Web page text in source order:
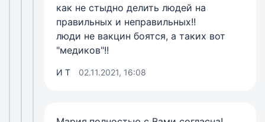
как не стыдно делить людей на
правильных и неправильных!!
люди не вакцин боятся, а таких вот
"медиков"!!
И Т 02.11.2021, 16:08